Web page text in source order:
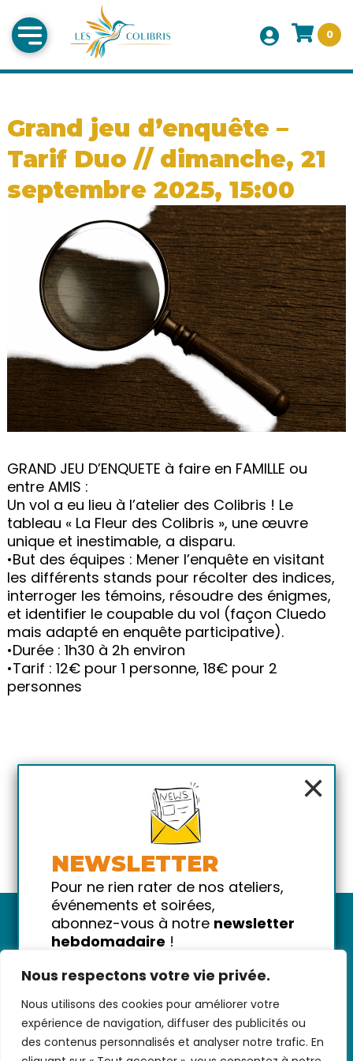
Nous respectons votre vie privée.
Nous utilisons des cookies pour améliorer votre
expérience de navigation, diffuser des publicités ou
des contenus personnalisés et analyser notre trafic. En
0
Grand jeu d’enquête –
Tarif Duo // dimanche, 21
septembre 2025, 15:00
GRAND JEU D’ENQUETE à faire en FAMILLE ou
entre AMIS :
Un vol a eu lieu à l’atelier des Colibris ! Le
tableau « La Fleur des Colibris », une œuvre
unique et inestimable, a disparu.
•But des équipes : Mener l’enquête en visitant
les différents stands pour récolter des indices,
interroger les témoins, résoudre des énigmes,
et identifier le coupable du vol (façon Cluedo
mais adapté en enquête participative).
•Durée : 1h30 à 2h environ
•Tarif : 12€ pour 1 personne, 18€ pour 2
personnes
Nous contacter-CGV/CGU-Données
personnelles-Infos pratiques- FAQ
×
NEWSLETTER
Pour ne rien rater de nos ateliers,
événements et soirées,
abonnez-vous à notre newsletter
hebdomadaire !
!
Votre email